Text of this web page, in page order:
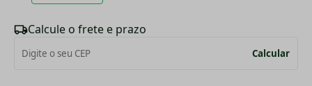
Calcule o frete e prazo
Calcular